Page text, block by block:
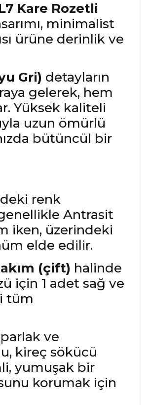
Kare Rozetli
minimalist
ürüne derinlik ve
Gri) detayların
gelerek, hem
Yüksek kaliteli
uzun ömürlü
bütüncül bir
renk
Antrasit
iken, üzerindeki
elde edilir.
(çift) halinde
için 1 adet sağ ve
tüm
ve
kireç sökücü
yumuşak bir
korumak için